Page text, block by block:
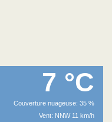
7 °C
Couverture nuageuse: 35 %
Vent: NNW 11 km/h